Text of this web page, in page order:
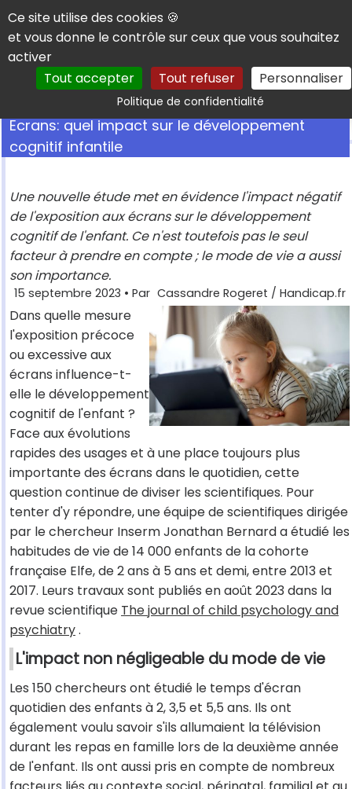
Panneau de gestion des cookies
Ce site utilise des cookies 🍪
et vous donne le contrôle sur ceux que vous souhaitez
activer
Tout accepter
Tout refuser Personnaliser
Politique de confidentialitéRechercher
Ecrans: quel impact sur le développement
cognitif infantile
Une nouvelle étude met en évidence l'impact négatif
de l'exposition aux écrans sur le développement
cognitif de l'enfant. Ce n'est toutefois pas le seul
facteur à prendre en compte ; le mode de vie a aussi
son importance.
15 septembre 2023 • Par Cassandre Rogeret / Handicap.fr
Dans quelle mesure
l'exposition précoce
ou excessive aux
écrans influence-t-
elle le développement
cognitif de l'enfant ?
Face aux évolutions
rapides des usages et à une place toujours plus
importante des écrans dans le quotidien, cette
question continue de diviser les scientifiques. Pour
tenter d'y répondre, une équipe de scientifiques dirigée
par le chercheur Inserm Jonathan Bernard a étudié les
habitudes de vie de 14 000 enfants de la cohorte
française Elfe, de 2 ans à 5 ans et demi, entre 2013 et
2017. Leurs travaux sont publiés en août 2023 dans la
revue scientifique The journal of child psychology and
psychiatry.
L'impact non négligeable du mode de vie
Les 150 chercheurs ont étudié le temps d'écran
quotidien des enfants à 2, 3,5 et 5,5 ans. Ils ont
également voulu savoir s'ils allumaient la télévision
durant les repas en famille lors de la deuxième année
de l'enfant. Ils ont aussi pris en compte de nombreux